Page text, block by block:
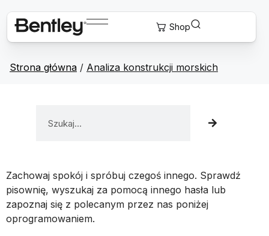
Strona główna / Analiza konstrukcji morskich
Zachowaj spokój i spróbuj czegoś innego. Sprawdź
pisownię, wyszukaj za pomocą innego hasła lub
zapoznaj się z polecanym przez nas poniżej
oprogramowaniem.